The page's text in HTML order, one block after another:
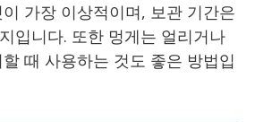
가장 이상적이며, 보관 기간은
입니다. 또한 멍게는 얼리거나
때 사용하는 것도 좋은 방법입